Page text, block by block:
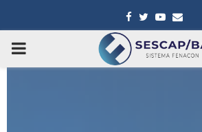
Facebook
TwitterYoutube
Email
PRIMARY